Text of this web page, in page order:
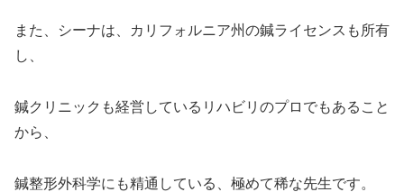
また、シーナは、カリフォルニア州の鍼ライセンスも所有
し、
鍼クリニックも経営しているリハビリのプロでもあること
から、
鍼整形外科学にも精通している、極めて稀な先生です。